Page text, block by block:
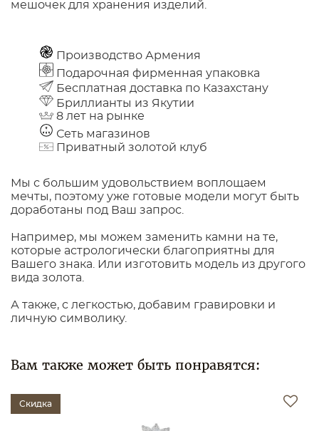
мешочек для хранения изделий.
Производство Армения
Подарочная фирменная упаковка
Бесплатная доставка по Казахстану
Бриллианты из Якутии
8 лет на рынке
Сеть магазинов
Приватный золотой клуб
Мы с большим удовольствием воплощаем
мечты, поэтому уже готовые модели могут быть
доработаны под Ваш запрос.
Например, мы можем заменить камни на те,
которые астрологически благоприятны для
Вашего знака. Или изготовить модель из другого
вида золота.
А также, с легкостью, добавим гравировки и
личную символику.
Вам также может быть понравятся:
Скидка